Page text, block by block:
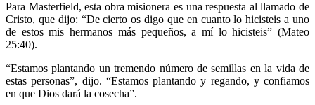
Para Masterfield, esta obra misionera es una respuesta al llamado de
Cristo, que dijo: “De cierto os digo que en cuanto lo hicisteis a uno
de estos mis hermanos más pequeños, a mí lo hicisteis” (Mateo
25:40).
“Estamos plantando un tremendo número de semillas en la vida de
estas personas”, dijo. “Estamos plantando y regando, y confiamos
en que Dios dará la cosecha”.